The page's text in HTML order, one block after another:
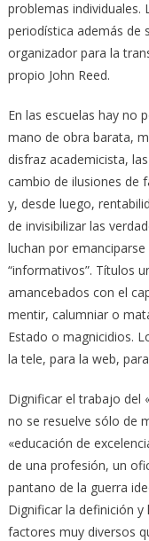
problemas individuales.
periodística además de
organizador para la
propio John Reed.
En las escuelas hay no
mano de obra barata,
disfraz academicista,
cambio de ilusiones de
y, desde luego,
de invisibilizar las
luchan por
“informativos”. Títulos
amancebados con el
mentir, calumniar o
Estado o magnicidios.
la tele, para la web,
Dignificar el trabajo del
no se resuelve sólo de
«educación de
de una profesión, un
pantano de la guerra
Dignificar la definición
factores muy diversos